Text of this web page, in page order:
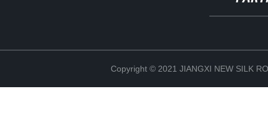
Copyright © 2021 JIANGXI NEW SILK